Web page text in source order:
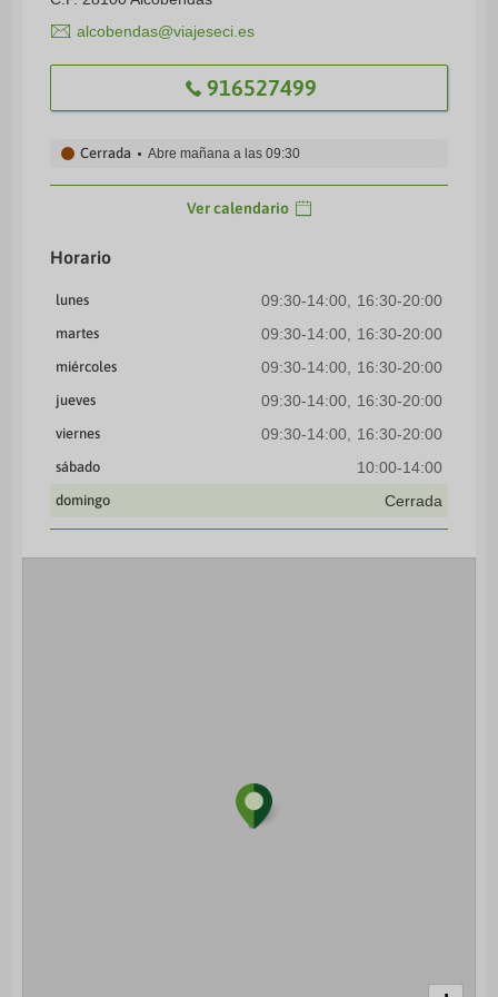
alcobendas@viajeseci.es
916527499
Cerrada Abre mañana a las 09:30
Horario
lunes 09:30-14:00 16:30-20:00
martes 09:30-14:00 16:30-20:00
miércoles 09:30-14:00 16:30-20:00
jueves 09:30-14:00 16:30-20:00
viernes 09:30-14:00 16:30-20:00
sábado 10:00-14:00
domingo Cerrada
Ver calendario